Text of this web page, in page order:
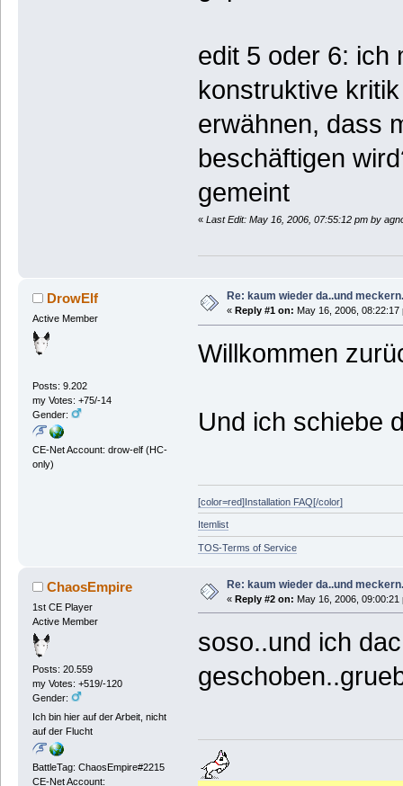
edit 5 oder 6:
konstruktive
erwähnen, dass
beschäftigen
gemeint
« Last Edit: May 16, 2006, 07:55:12 pm by
DrowElf
Active Member
Posts: 9.202
my Votes: +75/-14
Gender:
CE-Net Account: drow-elf (HC-
only)
Re: kaum wieder da..und
« Reply #1 on: May 16, 2006, 08:22:17
Willkommen
Und ich schiebe
[color=red]Installation FAQ[/color]
Itemlist
TOS-Terms of Service
ChaosEmpire
1st CE Player
Active Member
Posts: 20.559
my Votes: +519/-120
Gender:
Ich bin hier auf der Arbeit, nicht
auf der Flucht
BattleTag: ChaosEmpire#2215
CE-Net Account:
Re: kaum wieder da..und
« Reply #2 on: May 16, 2006, 09:00:21
soso..und ich